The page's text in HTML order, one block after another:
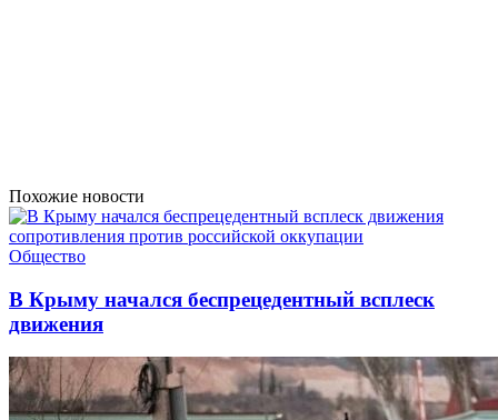
Похожие новости
Общество
В Крыму начался беспрецедентный всплеск
движения